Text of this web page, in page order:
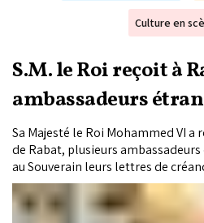
Culture en
S.M. le Roi reçoit à
ambassadeurs
Sa Majesté le Roi Mohammed VI a
de Rabat, plusieurs
au Souverain leurs lettres de
qu’ambassadeurs
leurs pays dans le Royaume.